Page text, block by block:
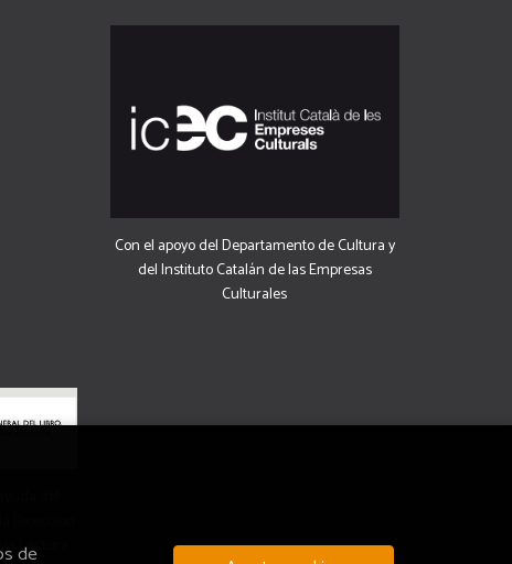
Con el apoyo del Departamento de Cultura y
del Instituto Catalán de las Empresas
Culturales
Lectura.
de